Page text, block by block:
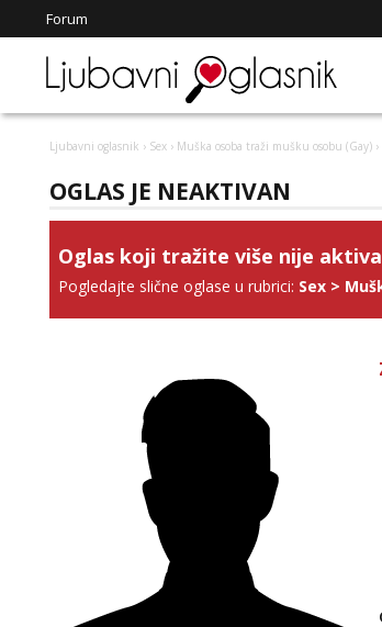
Forum
Ljubavni oglasnik › Sex › Muška osoba traži mušku osobu (Gay)
OGLAS JE NEAKTIVAN
Oglas koji tražite više nije
Pogledajte slične oglase u rubrici: Sex >